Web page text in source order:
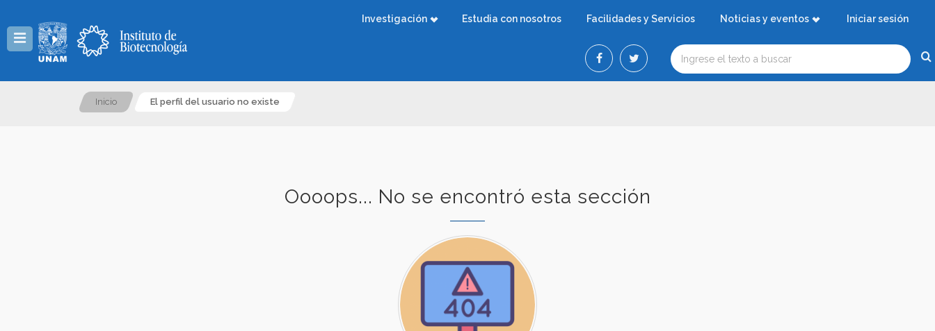
Investigación Estudia con nosotros Facilidades y Servicios Noticias y eventos Iniciar sesión
Inicio El perfil del usuario no existe
Oooops... No se encontró esta sección